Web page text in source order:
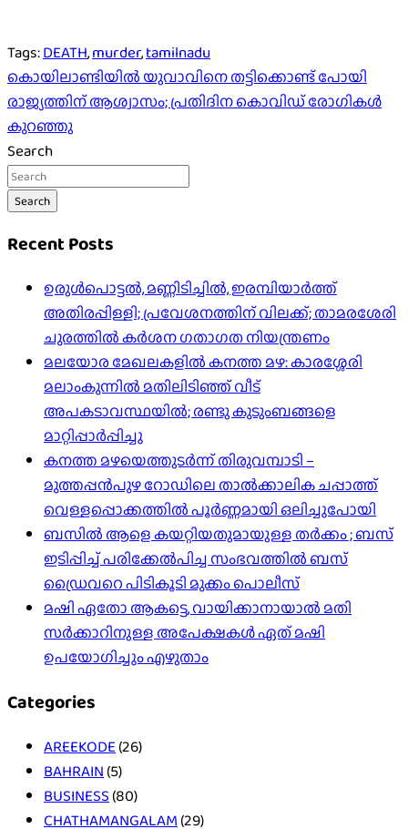
Tags:DEATH,murder,tamilnadu
Post
navigation
കൊയിലാണ്ടിയിൽ യുവാവിനെ തട്ടിക്കൊണ്ട് പോയി
രാജ്യത്തിന് ആശ്വാസം; പ്രതിദിന കൊവിഡ് രോഗികൾ
കുറഞ്ഞു
Search
Search
Recent Posts
ഉരുൾപൊട്ടൽ, മണ്ണിടിച്ചിൽ, ഇരമ്പിയാര്‍ത്ത്
അതിരപ്പിള്ളി; പ്രവേശനത്തിന് വിലക്ക്; താമരശേരി
ചുരത്തില്‍ കര്‍ശന ഗതാഗത നിയന്ത്രണം
മലയോര മേഖലകളിൽ കനത്ത മഴ: കാരശ്ശേരി
മലാംകുന്നിൽ മതിലിടിഞ്ഞ് വീട്
അപകടാവസ്ഥയിൽ; രണ്ടു കുടുംബങ്ങളെ
മാറ്റിപ്പാർപ്പിച്ചു
കനത്ത മഴയെത്തുടർന്ന് തിരുവമ്പാടി –
മുത്തപ്പൻപുഴ റോഡിലെ താൽക്കാലിക ചപ്പാത്ത്
വെള്ളപ്പൊക്കത്തിൽ പൂർണ്ണമായി ഒലിച്ചുപോയി
ബസിൽ ആളെ കയറ്റിയതുമായുള്ള തർക്കം ; ബസ്
ഇടിപ്പിച്ച് പരിക്കേൽപിച്ച സംഭവത്തിൽ ബസ്
ഡ്രൈവറെ പിടികൂടി മുക്കം പൊലീസ്
മഷി ഏതോ ആകട്ടെ, വായിക്കാനായാൽ മതി​
സർക്കാറിനുള്ള അപേക്ഷകൾ ഏത് മഷി
ഉപയോഗിച്ചും എഴുതാം
Categories
AREEKODE(26)
BAHRAIN(5)
BUSINESS(80)
CHATHAMANGALAM(29)